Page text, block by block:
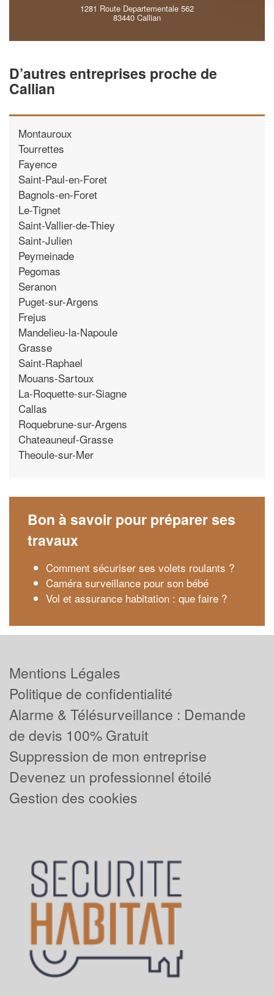
1281 Route Departementale 562
83440 Callian
D’autres entreprises proche de
Callian
Montauroux
Tourrettes
Fayence
Saint-Paul-en-Foret
Bagnols-en-Foret
Le-Tignet
Saint-Vallier-de-Thiey
Saint-Julien
Peymeinade
Pegomas
Seranon
Puget-sur-Argens
Frejus
Mandelieu-la-Napoule
Grasse
Saint-Raphael
Mouans-Sartoux
La-Roquette-sur-Siagne
Callas
Roquebrune-sur-Argens
Chateauneuf-Grasse
Theoule-sur-Mer
Bon à savoir pour préparer ses
travaux
Comment sécuriser ses volets roulants ?
Caméra surveillance pour son bébé
Vol et assurance habitation : que faire ?
Mentions Légales
Politique de confidentialité
Alarme & Télésurveillance : Demande
de devis 100% Gratuit
Suppression de mon entreprise
Devenez un professionnel étoilé
Gestion des cookies